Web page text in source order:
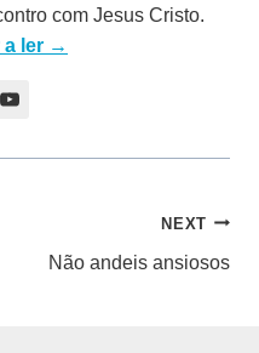
com Jesus Cristo.
a ler →
NEXT
Não andeis ansiosos